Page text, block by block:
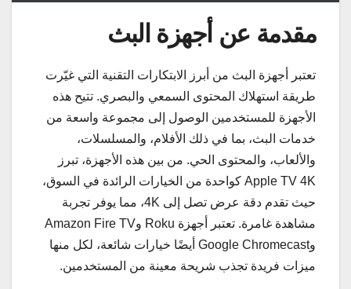
مقدمة عن أجهزة البث
تعتبر أجهزة البث من أبرز الابتكارات التقنية التي غيّرت
طريقة استهلاك المحتوى السمعي والبصري. تتيح هذه
الأجهزة للمستخدمين الوصول إلى مجموعة واسعة من
خدمات البث، بما في ذلك الأفلام، والمسلسلات،
والألعاب، والمحتوى الحي. من بين هذه الأجهزة، تبرز
Apple TV 4K كواحدة من الخيارات الرائدة في السوق،
حيث تقدم دقة عرض تصل إلى 4K، مما يوفر تجربة
مشاهدة غامرة. تعتبر أجهزة Roku وAmazon Fire TV
وGoogle Chromecast أيضًا خيارات شائعة، لكل منها
ميزات فريدة تجذب شريحة معينة من المستخدمين.